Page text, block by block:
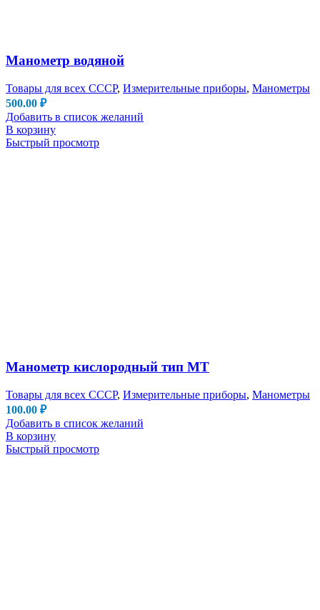
Манометр водяной
Товары для всех СССР, Измерительные приборы, Манометры
500.00 ₽
Добавить в список желаний
В корзину
Быстрый просмотр
Манометр кислородный тип МТ
Товары для всех СССР, Измерительные приборы, Манометры
100.00 ₽
Добавить в список желаний
В корзину
Быстрый просмотр